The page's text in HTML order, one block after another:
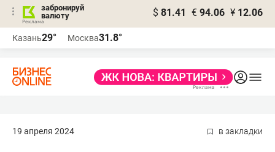
забронируй
валюту
$ 81.41 € 94.06 ¥ 12.06
Казань29° Москва31.8°
19 апреля 2024 в закладки